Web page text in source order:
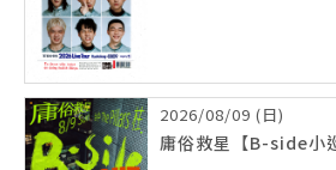
2026/08/09 (日)
庸俗救星【B-side小